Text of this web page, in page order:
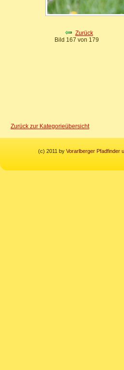
Zurück
Bild 167 von 179
Zurück zur Kategorieübersicht
(c) 2011 by Vorarlberger Pfadfinder